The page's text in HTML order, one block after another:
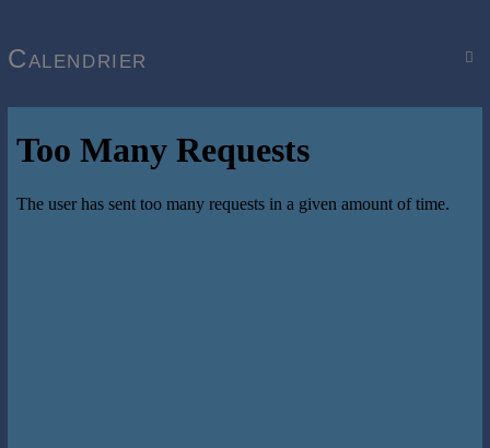

Calendrier